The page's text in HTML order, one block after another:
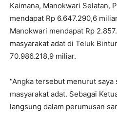
Kaimana, Manokwari Selatan,
mendapat Rp 6.647.290,6
Manokwari mendapat Rp
masyarakat adat di Teluk
70.986.218,9 miliar.
“Angka tersebut menurut saya
masyarakat adat. Sebagai
langsung dalam perumusan